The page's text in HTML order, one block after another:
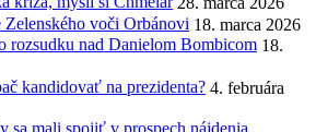
Zelenského voči Orbánovi 18. marca 2026
rozsudku nad Danielom Bombicom 18.
kandidovať na prezidenta? 4. februára